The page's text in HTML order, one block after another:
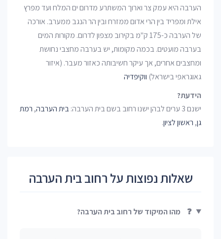
הערבה היא עמק צר וארוך המשתרע מדרום ים המלח ועד מפרץ
אילת ומפריד בין הרי אדום ממזרח ובין הר הנגב ממערב. אורכה
של הערבה כ-175 ק"מ בקירוב מצפון לדרום. מקורות המים
בערבה מועטים. בכמה מקומות, יש בערבה מחצבי נחושת
ומחצבים אחרים, אך עיקר חשיבותה כאזור מעבר. (איזור
גאוגראפי בישראל) ווקיפדיה
הידעת?
ישנם 3 ערים לבהן ישנו רחוב בשם בית הערבה:
בית הערבה, רמת
גן, ראשון לציון.
שאלות נפוצות על רחוב בית הערבה
❓ מהו המיקוד של רחוב בית הערבה?